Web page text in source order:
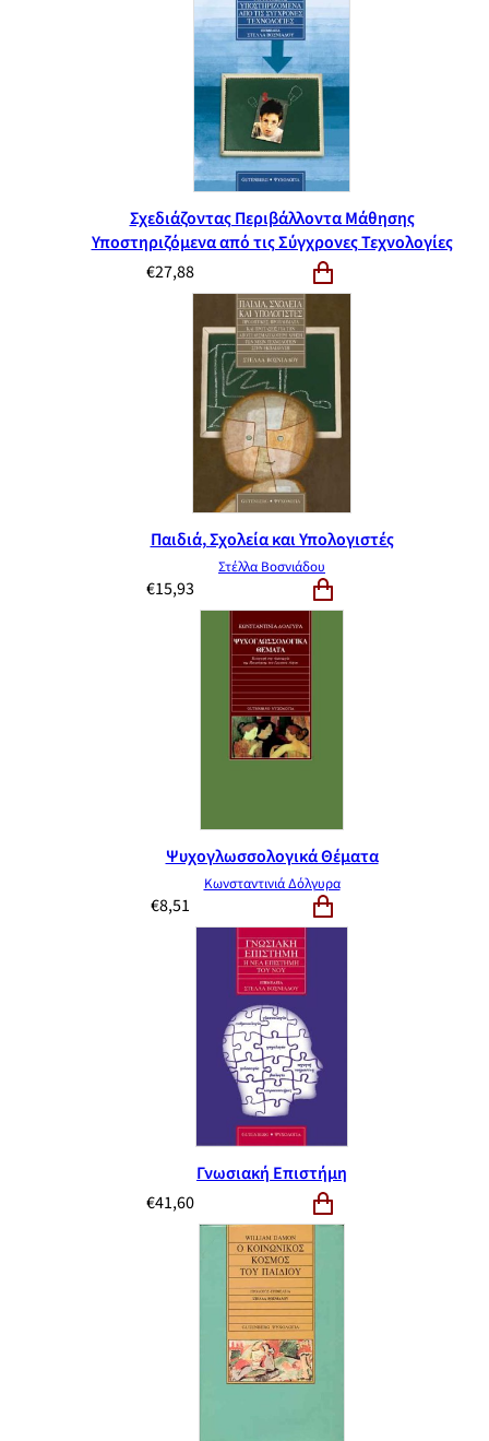
Σχεδιάζοντας Περιβάλλοντα Μάθησης
Υποστηριζόμενα από τις Σύγχρονες Τεχνολογίες
€27,88
Παιδιά, Σχολεία και Υπολογιστές
Στέλλα Βοσνιάδου
€15,93
Ψυχογλωσσολογικά Θέματα
Κωνσταντινιά Δόλγυρα
€8,51
Γνωσιακή Επιστήμη
€41,60